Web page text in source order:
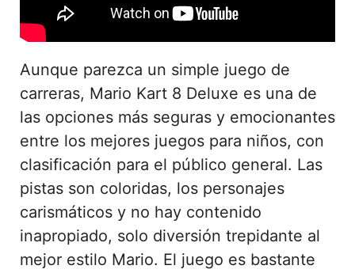
Aunque parezca un simple juego de
carreras, Mario Kart 8 Deluxe es una de
las opciones más seguras y emocionantes
entre los mejores juegos para niños, con
clasificación para el público general. Las
pistas son coloridas, los personajes
carismáticos y no hay contenido
inapropiado, solo diversión trepidante al
mejor estilo Mario. El juego es bastante